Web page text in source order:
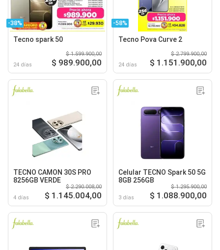
-38%
Tecno spark 50
24 días
$ 1.599.900,00
$ 989.900,00
-58%
Tecno Pova Curve 2
24 días
$ 2.799.900,00
$ 1.151.900,00
TECNO CAMON 30S PRO
8256GB VERDE
4 días
$ 2.290.008,00
$ 1.145.004,00
Celular TECNO Spark 50 5G
8GB 256GB
3 días
$ 1.295.900,00
$ 1.088.900,00